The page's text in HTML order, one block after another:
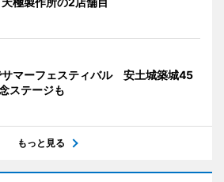
サマーフェスティバル 安土城築城45
ステージも
もっと見る